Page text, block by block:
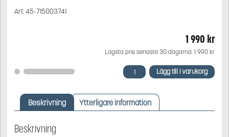
Art:45-715003741
1 990 kr
Lägsta pris senaste 30 dagarna: 1 990 kr
ALUMINIUM
TRAILING
PROTECTORS
mängd
Lägg till i varukorg
Beskrivning Ytterligare information
Beskrivning